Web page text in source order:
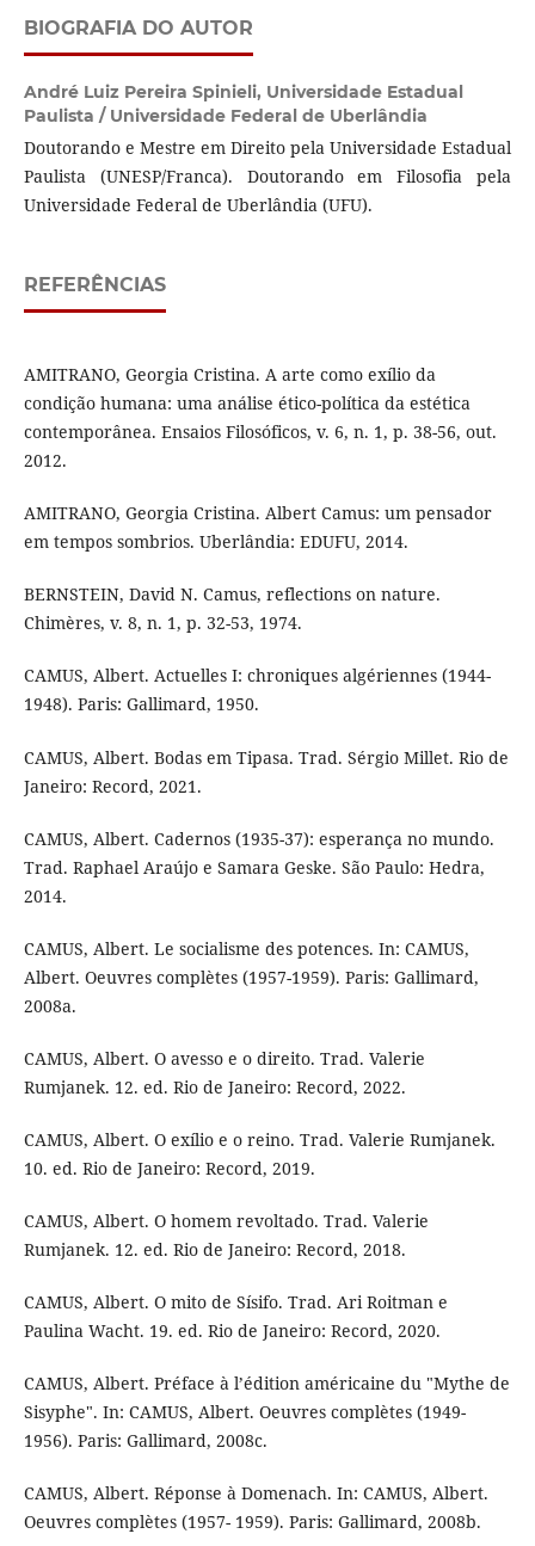
BIOGRAFIA DO AUTOR
André Luiz Pereira Spinieli, Universidade Estadual
Paulista / Universidade Federal de Uberlândia
Doutorando e Mestre em Direito pela Universidade Estadual
Paulista (UNESP/Franca). Doutorando em Filosofia pela
Universidade Federal de Uberlândia (UFU).
REFERÊNCIAS
AMITRANO, Georgia Cristina. A arte como exílio da
condição humana: uma análise ético-política da estética
contemporânea. Ensaios Filosóficos, v. 6, n. 1, p. 38-56, out.
2012.
AMITRANO, Georgia Cristina. Albert Camus: um pensador
em tempos sombrios. Uberlândia: EDUFU, 2014.
BERNSTEIN, David N. Camus, reflections on nature.
Chimères, v. 8, n. 1, p. 32-53, 1974.
CAMUS, Albert. Actuelles I: chroniques algériennes (1944-
1948). Paris: Gallimard, 1950.
CAMUS, Albert. Bodas em Tipasa. Trad. Sérgio Millet. Rio de
Janeiro: Record, 2021.
CAMUS, Albert. Cadernos (1935-37): esperança no mundo.
Trad. Raphael Araújo e Samara Geske. São Paulo: Hedra,
2014.
CAMUS, Albert. Le socialisme des potences. In: CAMUS,
Albert. Oeuvres complètes (1957-1959). Paris: Gallimard,
2008a.
CAMUS, Albert. O avesso e o direito. Trad. Valerie
Rumjanek. 12. ed. Rio de Janeiro: Record, 2022.
CAMUS, Albert. O exílio e o reino. Trad. Valerie Rumjanek.
10. ed. Rio de Janeiro: Record, 2019.
CAMUS, Albert. O homem revoltado. Trad. Valerie
Rumjanek. 12. ed. Rio de Janeiro: Record, 2018.
CAMUS, Albert. O mito de Sísifo. Trad. Ari Roitman e
Paulina Wacht. 19. ed. Rio de Janeiro: Record, 2020.
CAMUS, Albert. Préface à l’édition américaine du "Mythe de
Sisyphe". In: CAMUS, Albert. Oeuvres complètes (1949-
1956). Paris: Gallimard, 2008c.
CAMUS, Albert. Réponse à Domenach. In: CAMUS, Albert.
Oeuvres complètes (1957- 1959). Paris: Gallimard, 2008b.